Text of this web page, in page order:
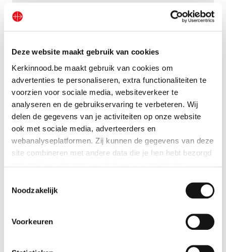
Deze website maakt gebruik van cookies
Kerkinnood.be maakt gebruik van cookies om
advertenties te personaliseren, extra functionaliteiten te
voorzien voor sociale media, websiteverkeer te
analyseren en de gebruikservaring te verbeteren. Wij
delen de gegevens van je activiteiten op onze website
ook met sociale media, adverteerders en
webanalyseplatformen. Zij kunnen de gegevens van deze
site combineren met andere data die je hen hebt bezorgd
Indien je dat toestaat, kunnen wij of onze partners onder
Informatie verzamelen over je geografische locatie
Bepaalde voorkeuren en profielen identificeren om
Noodzakelijk
Voorkeuren
Houten hanger bijbelvers N.T. (Evangelie)